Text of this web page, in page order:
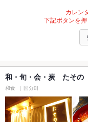
カレン
下記ボタンを押
和・旬・会・炭 たその
和食 国分町